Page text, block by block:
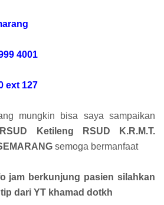
4001
ext 127
mungkin bisa saya sampaikan
Ketileng RSUD K.R.M.T.
semoga bermanfaat
jam berkunjung pasien silahkan
dari YT khamad dotkh